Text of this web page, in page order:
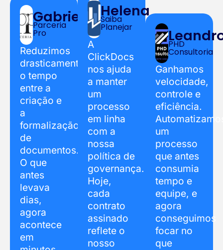
Gabriela
Parceria
Pro
Reduzimos
drasticamente
o tempo
entre a
criação e
a
formalização
de
documentos.
O que
antes
levava
dias,
agora
acontece
em
Helena
Saiba
Planejar
A
ClickDocs
nos ajuda
a manter
um
processo
em linha
com a
nossa
política de
governança.
Hoje,
cada
contrato
assinado
reflete o
nosso
PHD
Consultoria
Ganhamos
velocidade,
controle e
eficiência.
um
processo
que antes
consumia
tempo e
equipe, e
agora
conseguimos
focar no
que